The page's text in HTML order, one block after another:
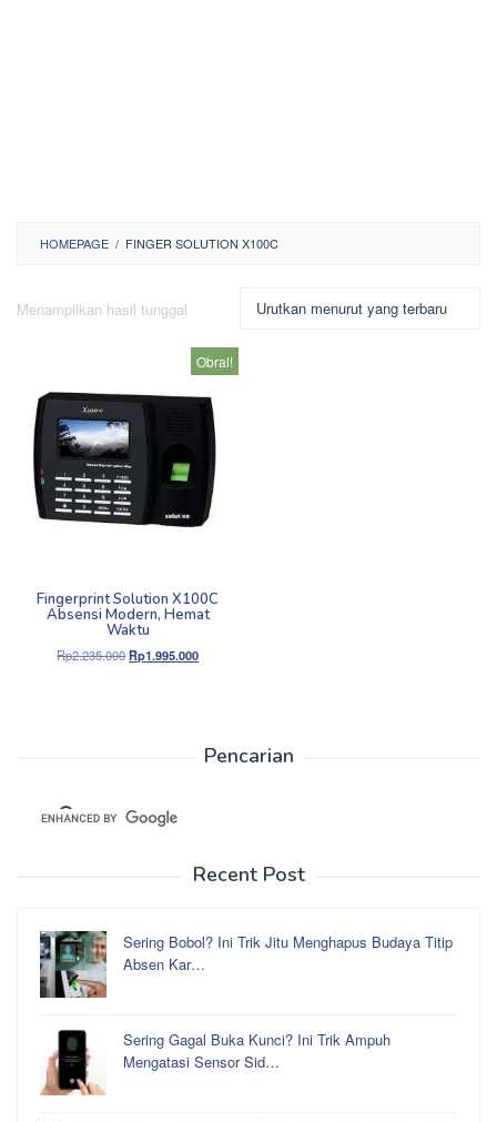
HOMEPAGE / FINGER SOLUTION X100C
Menampilkan hasil tunggal
Obral!
Fingerprint Solution X100C
Absensi Modern, Hemat
Waktu
Rp2.235.000Harga
Rp1.995.000Harga
Pencarian
Recent Post
Sering Bobol? Ini Trik Jitu Menghapus Budaya Titip
Absen Kar…
Sering Gagal Buka Kunci? Ini Trik Ampuh
Mengatasi Sensor Sid…